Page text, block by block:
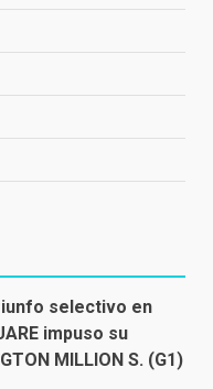
selectivo en
impuso su
MILLION S. (G1)